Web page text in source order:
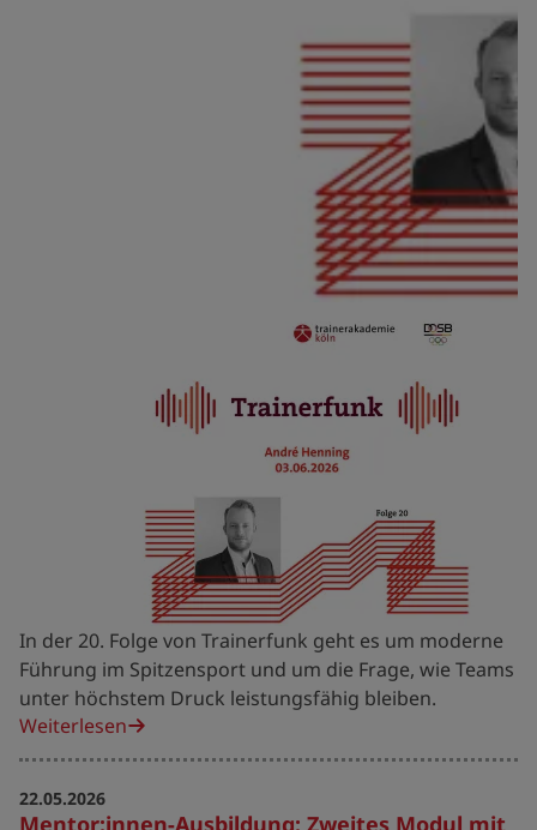
In der 20. Folge von Trainerfunk geht es um moderne
Führung im Spitzensport und um die Frage, wie Teams
unter höchstem Druck leistungsfähig bleiben.
Weiterlesen
Mentor:innen-Ausbildung: Zweites Modul mit
22.05.2026